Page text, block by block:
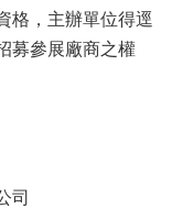
格，主辦單位得逕
募參展廠商之權
司